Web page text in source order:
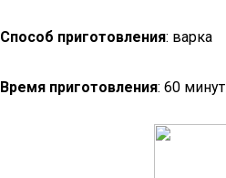
Способ приготовления: варка
Время приготовления: 60 минут